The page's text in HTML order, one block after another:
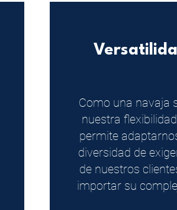
Como una navaja
nuestra
permite
diversidad de
de nuestros
importar su